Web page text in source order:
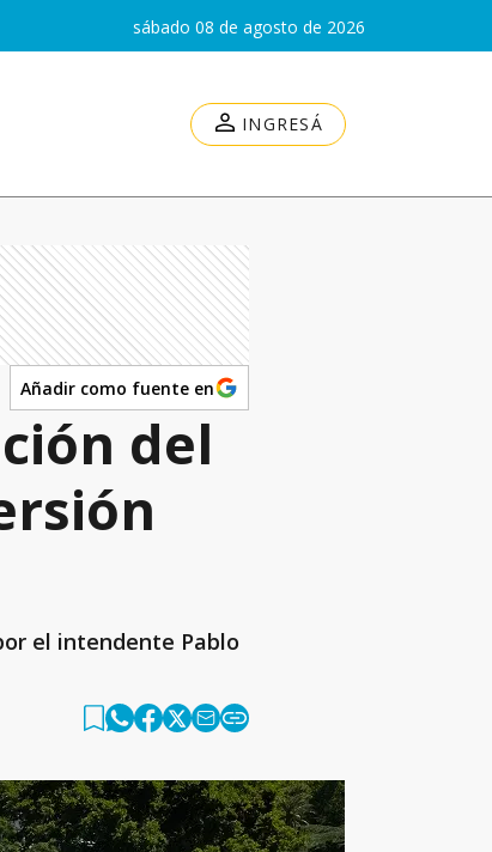
sábado 08 de agosto de 2026
INGRESÁ
Añadir como fuente en
del
el intendente Pablo